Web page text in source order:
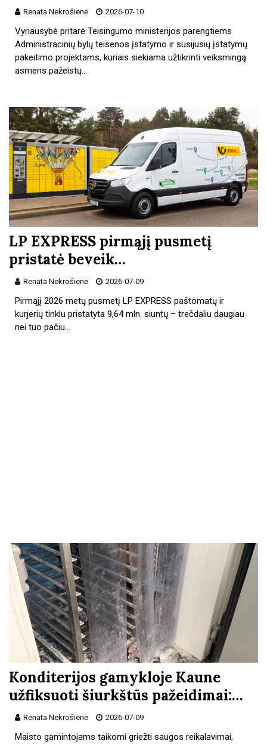
Renata Nekrošienė 2026-07-10
Vyriausybė pritarė Teisingumo ministerijos parengtiems
Administracinių bylų teisenos įstatymo ir susijusių įstatymų
pakeitimo projektams, kuriais siekiama užtikrinti veiksmingą
asmens pažeistų…
LP EXPRESS pirmąjį pusmetį
pristatė beveik…
Renata Nekrošienė 2026-07-09
Pirmąjį 2026 metų pusmetį LP EXPRESS paštomatų ir
kurjerių tinklu pristatyta 9,64 mln. siuntų – trečdaliu daugiau
nei tuo pačiu…
Konditerijos gamykloje Kaune
užfiksuoti šiurkštūs pažeidimai:…
Renata Nekrošienė 2026-07-09
Maisto gamintojams taikomi griežti saugos reikalavimai,